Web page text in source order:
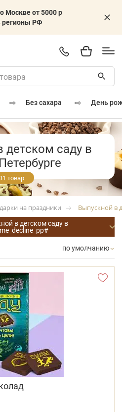
Москве от 5000 р
регионы РФ
⇨ без сахара ⇨ день
детском саду в
товар
на праздники Выпускной в
в детском саду в
по умолчанию